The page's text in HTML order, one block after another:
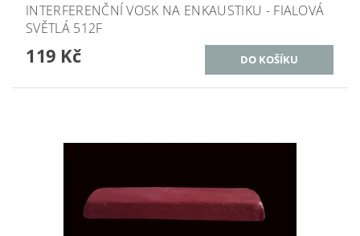
INTERFERENČNÍ VOSK NA ENKAUSTIKU - FIALOVÁ
SVĚTLÁ 512F
119 Kč